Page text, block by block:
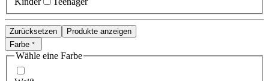
Zurücksetzen
Produkte anzeigen
Farbe
Wähle eine Farbe